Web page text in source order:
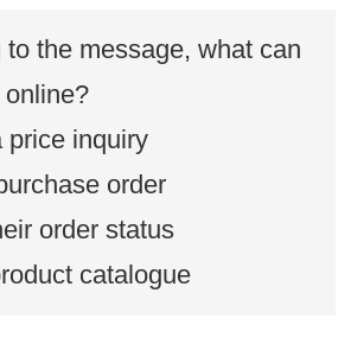
to the message, what can
price inquiry
order
order status
catalogue